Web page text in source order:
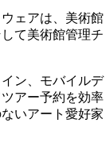
ェアは、美術館
て美術館管理チ
ン、モバイルデ
アー予約を効率
いアート愛好家